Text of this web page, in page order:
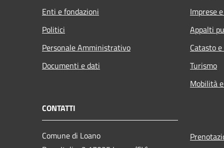
Enti e fondazioni
Politici
Personale Amministrativo
Documenti e dati
Imprese
Appalti
Catasto
Turismo
Mobilità
CONTATTI
Comune di Loano